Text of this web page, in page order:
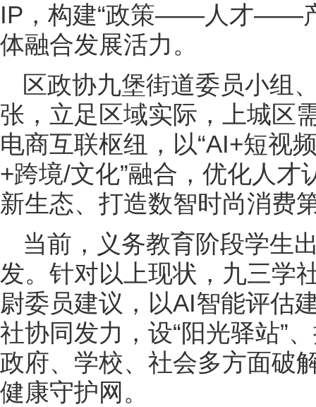
IP，构建“政策——人才——
体融合发展活力。
区政协九堡街道委员小组
张，立足区域实际，上城区
电商互联枢纽，以“AI+短视
+跨境/文化”融合，优化人
新生态、打造数智时尚消费
当前，义务教育阶段学生
发。针对以上现状，九三学
尉委员建议，以AI智能评估
社协同发力，设“阳光驿站”
政府、学校、社会多方面破
健康守护网。